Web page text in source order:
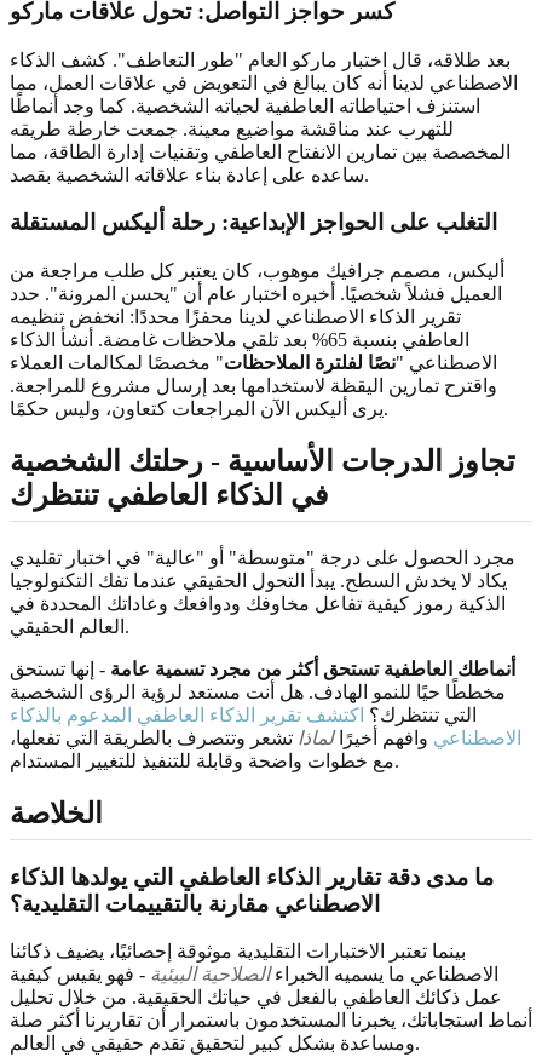
كسر حواجز التواصل: تحول علاقات ماركو
بعد طلاقه، قال اختبار ماركو العام "طور التعاطف". كشف الذكاء
الاصطناعي لدينا أنه كان يبالغ في التعويض في علاقات العمل، مما
استنزف احتياطاته العاطفية لحياته الشخصية. كما وجد أنماطًا
للتهرب عند مناقشة مواضيع معينة. جمعت خارطة طريقه
المخصصة بين تمارين الانفتاح العاطفي وتقنيات إدارة الطاقة، مما
ساعده على إعادة بناء علاقاته الشخصية بقصد.
التغلب على الحواجز الإبداعية: رحلة أليكس المستقلة
أليكس، مصمم جرافيك موهوب، كان يعتبر كل طلب مراجعة من
العميل فشلاً شخصيًا. أخبره اختبار عام أن "يحسن المرونة". حدد
تقرير الذكاء الاصطناعي لدينا محفزًا محددًا: انخفض تنظيمه
العاطفي بنسبة 65% بعد تلقي ملاحظات غامضة. أنشأ الذكاء
الاصطناعي "نصًا لفلترة الملاحظات" مخصصًا لمكالمات العملاء
واقترح تمارين اليقظة لاستخدامها بعد إرسال مشروع للمراجعة.
يرى أليكس الآن المراجعات كتعاون، وليس حكمًا.
تجاوز الدرجات الأساسية - رحلتك الشخصية
في الذكاء العاطفي تنتظرك
مجرد الحصول على درجة "متوسطة" أو "عالية" في اختبار تقليدي
يكاد لا يخدش السطح. يبدأ التحول الحقيقي عندما تفك التكنولوجيا
الذكية رموز كيفية تفاعل مخاوفك ودوافعك وعاداتك المحددة في
العالم الحقيقي.
أنماطك العاطفية تستحق أكثر من مجرد تسمية عامة - إنها تستحق
مخططًا حيًا للنمو الهادف. هل أنت مستعد لرؤية الرؤى الشخصية
التي تنتظرك؟ اكتشف تقرير الذكاء العاطفي المدعوم بالذكاء
الاصطناعي وافهم أخيرًالماذا تشعر وتتصرف بالطريقة التي تفعلها،
مع خطوات واضحة وقابلة للتنفيذ للتغيير المستدام.
الخلاصة
ما مدى دقة تقارير الذكاء العاطفي التي يولدها الذكاء
الاصطناعي مقارنة بالتقييمات التقليدية؟
بينما تعتبر الاختبارات التقليدية موثوقة إحصائيًا، يضيف ذكائنا
الاصطناعي ما يسميه الخبراءالصلاحية البيئية - فهو يقيس كيفية
عمل ذكائك العاطفي بالفعل في حياتك الحقيقية. من خلال تحليل
أنماط استجاباتك، يخبرنا المستخدمون باستمرار أن تقاريرنا أكثر صلة
ومساعدة بشكل كبير لتحقيق تقدم حقيقي في العالم.